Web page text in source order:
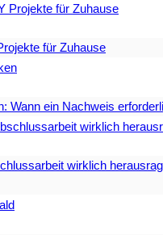
für Zuhause
Wann ein Nachweis
wirklich